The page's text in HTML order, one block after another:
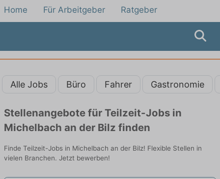
Home Für Arbeitgeber Ratgeber
Alle Jobs Büro Fahrer Gastronomie
Stellenangebote für Teilzeit-Jobs in
Michelbach an der Bilz finden
Finde Teilzeit-Jobs in Michelbach an der Bilz! Flexible Stellen in
vielen Branchen. Jetzt bewerben!